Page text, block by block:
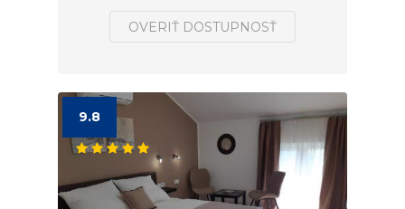
OVERIŤ DOSTUPNOSŤ
9.8